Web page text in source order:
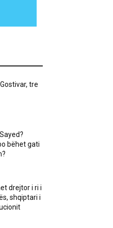
tre
bëhet gati
drejtor i ri i
shqiptari i